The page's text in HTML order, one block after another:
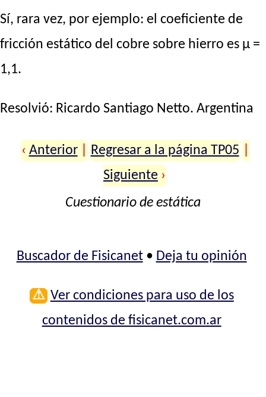
Sí, rara vez, por ejemplo: el coeficiente de
fricción estático del cobre sobre hierro es μ =
1,1.
Resolvió: Ricardo Santiago Netto. Argentina
‹ Anterior Regresar a la página TP05
Siguiente ›
Cuestionario de estática
Buscador de Fisicanet• Deja tu opinión
⚠ Ver condiciones para uso de los
contenidos de fisicanet.com.ar